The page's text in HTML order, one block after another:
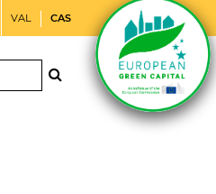
VAL CAS